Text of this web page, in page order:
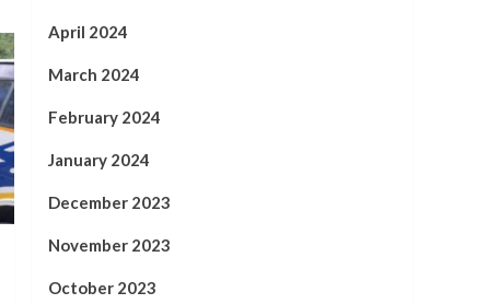
April 2024
March 2024
February 2024
January 2024
December 2023
November 2023
October 2023